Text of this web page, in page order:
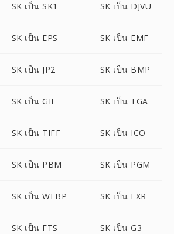
SK เป็น SK1 SK เป็น DJVU
SK เป็น EPS SK เป็น EMF
SK เป็น JP2 SK เป็น BMP
SK เป็น GIF SK เป็น TGA
SK เป็น TIFF SK เป็น ICO
SK เป็น PBM SK เป็น PGM
SK เป็น WEBP SK เป็น EXR
SK เป็น FTS SK เป็น G3